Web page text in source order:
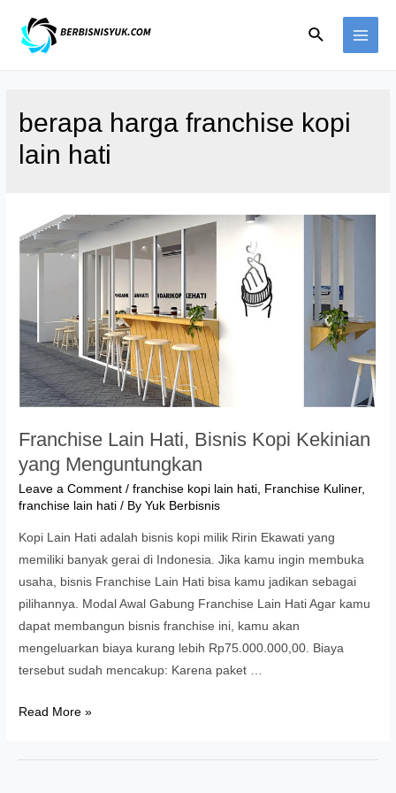
content
Search
berapa harga franchise kopi
lain hati
Franchise Lain Hati, Bisnis Kopi Kekinian
yang Menguntungkan
Leave a Comment /franchise kopi lain hati, Franchise Kuliner,
franchise lain hati / ByYuk Berbisnis
Kopi Lain Hati adalah bisnis kopi milik Ririn Ekawati yang
memiliki banyak gerai di Indonesia. Jika kamu ingin membuka
usaha, bisnis Franchise Lain Hati bisa kamu jadikan sebagai
pilihannya. Modal Awal Gabung Franchise Lain Hati Agar kamu
dapat membangun bisnis franchise ini, kamu akan
mengeluarkan biaya kurang lebih Rp75.000.000,00. Biaya
tersebut sudah mencakup: Karena paket …
Franchise
Read More »